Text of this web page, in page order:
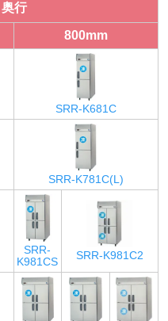
奥行
800mm
SRR-K681C
SRR-K781C(L)
SRR-
K981CS
SRR-K981C2